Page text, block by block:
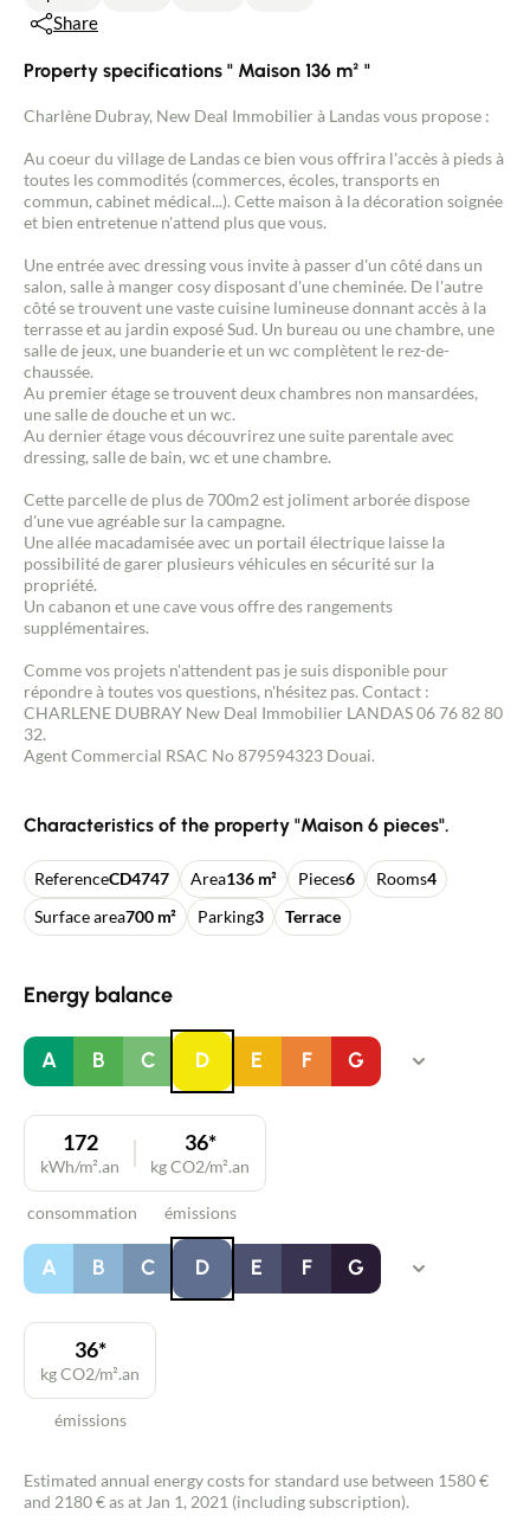
Share
Property specifications " Maison 136 m² "
Charlène Dubray, New Deal Immobilier à Landas vous propose :
Au coeur du village de Landas ce bien vous offrira l'accès à pieds à
toutes les commodités (commerces, écoles, transports en
commun, cabinet médical...). Cette maison à la décoration soignée
et bien entretenue n'attend plus que vous.
Une entrée avec dressing vous invite à passer d'un côté dans un
salon, salle à manger cosy disposant d'une cheminée. De l'autre
côté se trouvent une vaste cuisine lumineuse donnant accès à la
terrasse et au jardin exposé Sud. Un bureau ou une chambre, une
salle de jeux, une buanderie et un wc complètent le rez-de-
chaussée.
Au premier étage se trouvent deux chambres non mansardées,
une salle de douche et un wc.
Au dernier étage vous découvrirez une suite parentale avec
dressing, salle de bain, wc et une chambre.
Cette parcelle de plus de 700m2 est joliment arborée dispose
d'une vue agréable sur la campagne.
Une allée macadamisée avec un portail électrique laisse la
possibilité de garer plusieurs véhicules en sécurité sur la
propriété.
Un cabanon et une cave vous offre des rangements
supplémentaires.
Comme vos projets n'attendent pas je suis disponible pour
répondre à toutes vos questions, n'hésitez pas. Contact :
CHARLENE DUBRAY New Deal Immobilier LANDAS 06 76 82 80
32.
Agent Commercial RSAC No 879594323 Douai.
Characteristics of the property "Maison 6 pieces".
ReferenceCD4747 Area136 m² Pieces6 Rooms4
Surface area700 m² Parking3 Terrace
Energy balance
A B C D E F G
consommation
172
kWh/m².an
émissions
36*
kg CO2/m².an
A B C D E F G
émissions
36*
kg CO2/m².an
Estimated annual energy costs for standard use between 1580 €
and 2180 € as at Jan 1, 2021 (including subscription).